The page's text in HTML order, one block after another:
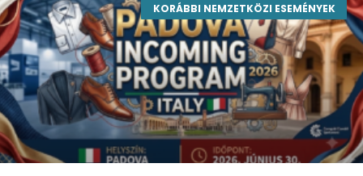
KORÁBBI NEMZETKÖZI ESEMÉNYEK